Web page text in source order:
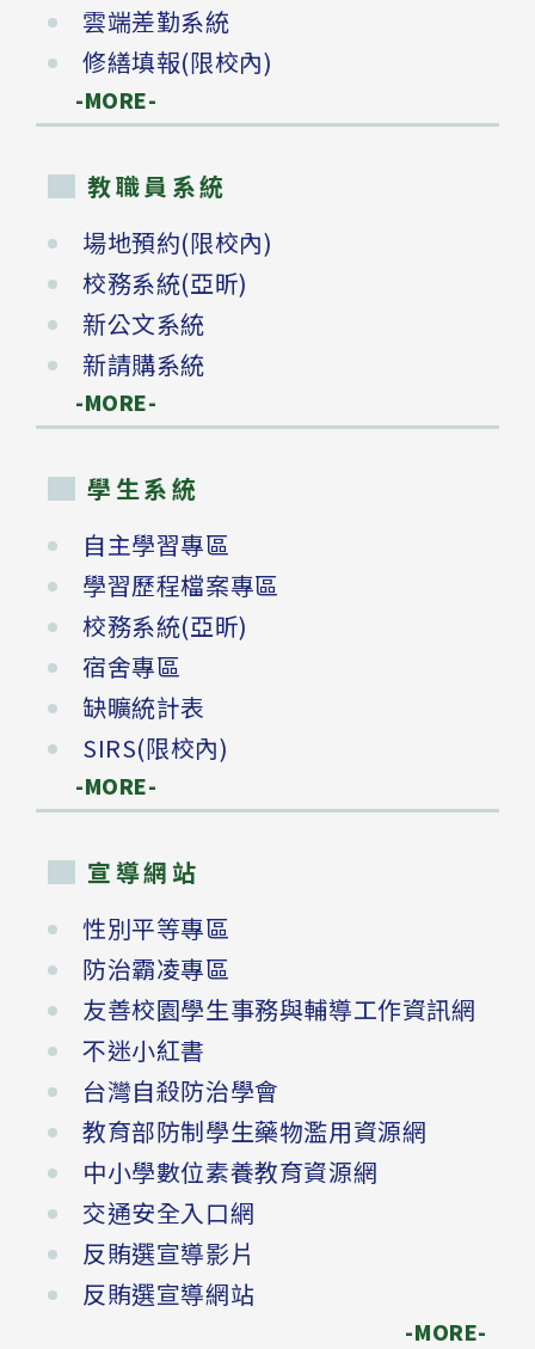
雲端差勤系統
修繕填報(限校內)
-MORE-
教職員系統
場地預約(限校內)
校務系統(亞昕)
新公文系統
新請購系統
-MORE-
學生系統
自主學習專區
學習歷程檔案專區
校務系統(亞昕)
宿舍專區
缺曠統計表
SIRS(限校內)
-MORE-
宣導網站
性別平等專區
防治霸凌專區
友善校園學生事務與輔導工作資訊網
不迷小紅書
台灣自殺防治學會
教育部防制學生藥物濫用資源網
中小學數位素養教育資源網
交通安全入口網
反賄選宣導影片
反賄選宣導網站
-MORE-